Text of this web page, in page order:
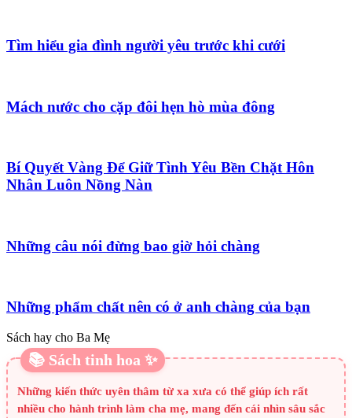
Tìm hiểu gia đình người yêu trước khi cưới
Mách nước cho cặp đôi hẹn hò mùa đông
Bí Quyết Vàng Để Giữ Tình Yêu Bền Chặt Hôn
Nhân Luôn Nồng Nàn
Những câu nói đừng bao giờ hỏi chàng
Những phẩm chất nên có ở anh chàng của bạn
Sách hay cho Ba Mẹ
📚 Sách tinh hoa ✨
Những kiến thức uyên thâm từ xa xưa có thể giúp ích rất
nhiều cho hành trình làm cha mẹ, mang đến cái nhìn sâu sắc